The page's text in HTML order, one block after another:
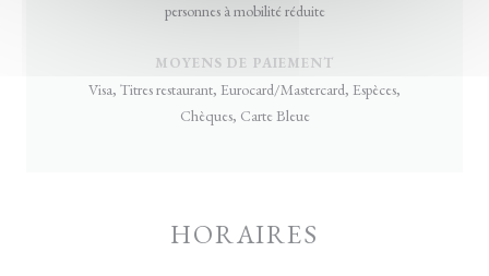
personnes à mobilité réduite
MOYENS DE PAIEMENT
Visa, Titres restaurant, Eurocard/Mastercard, Espèces,
Chèques, Carte Bleue
HORAIRES